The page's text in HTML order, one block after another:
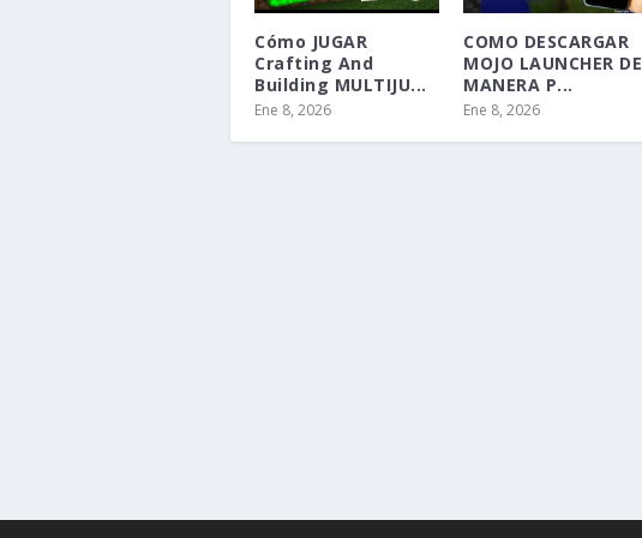
Cómo JUGAR
Crafting And
Building MULTIJU...
Ene 8, 2026
COMO DESCARGAR
MOJO LAUNCHER DE
MANERA P...
Ene 8, 2026